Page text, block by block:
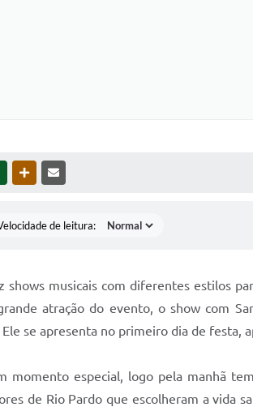
WHATSAPPOUTRAS MÍDIAS
de leitura:
shows musicais com diferentes estilos
atração do evento, o show com
se apresenta no primeiro dia de festa,
momento especial, logo pela manhã
de Rio Pardo que escolheram a vida